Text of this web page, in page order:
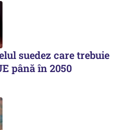
suedez care trebuie
până în 2050